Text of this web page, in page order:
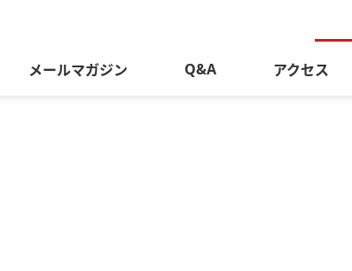
メールマガジン Q&A アクセス